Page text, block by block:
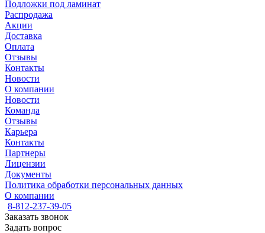
Подложки под ламинат
Распродажа
Акции
Доставка
Оплата
Отзывы
Контакты
Новости
О компании
Новости
Команда
Отзывы
Карьера
Контакты
Партнеры
Лицензии
Документы
Политика обработки персональных данных
О компании
8-812-237-39-05
Заказать звонок
Задать вопрос